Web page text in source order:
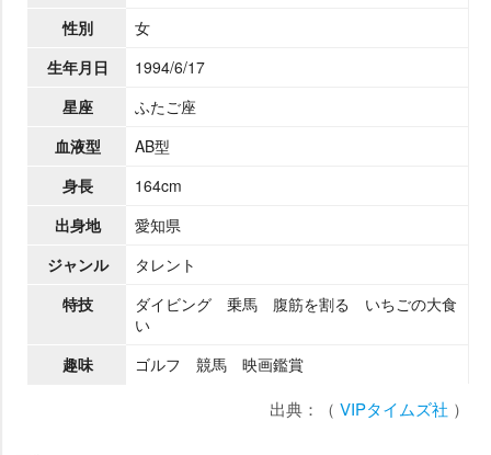
性別
女
生年月日
1994/6/17
星座
ふたご座
血液型
AB型
身長
164cm
出身地
愛知県
ジャンル
タレント
特技
ダイビング 乗馬 腹筋を割る いちごの大食
い
趣味
ゴルフ 競馬 映画鑑賞
出典：（ VIPタイムズ社 ）